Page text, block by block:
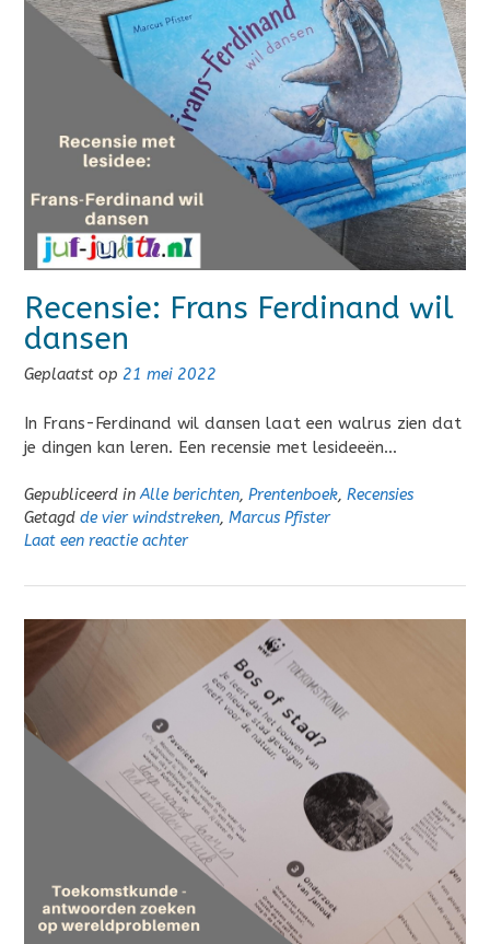
Recensie: Frans Ferdinand wil
dansen
Geplaatst op 21 mei 2022
In Frans-Ferdinand wil dansen laat een walrus zien dat
je dingen kan leren. Een recensie met lesideeën…
Gepubliceerd inAlle berichten, Prentenboek, Recensies
Getagd de vier windstreken, Marcus Pfister
Laat een reactie achter